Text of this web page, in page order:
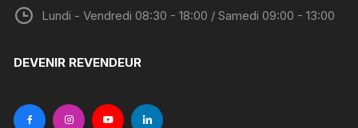
Lundi - Vendredi 08:30 - 18:00 / Samedi 09:00 - 13:00
DEVENIR REVENDEUR